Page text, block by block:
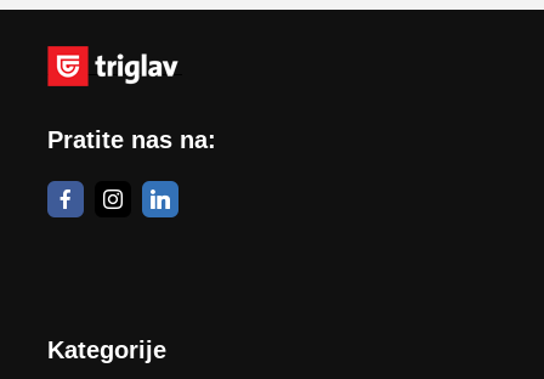
Pratite nas na:
Kategorije